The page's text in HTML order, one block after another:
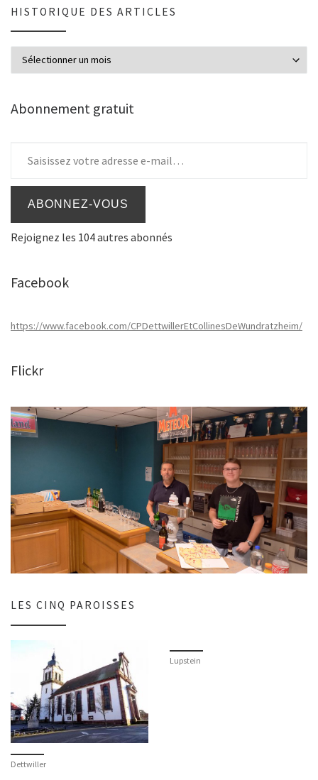
HISTORIQUE DES ARTICLES
Abonnement gratuit
ABONNEZ-VOUS
Rejoignez les 104 autres abonnés
Facebook
https://www.facebook.com/CPDettwillerEtCollinesDeWundratzheim/
Flickr
LES CINQ PAROISSES
Dettwiller
Lupstein